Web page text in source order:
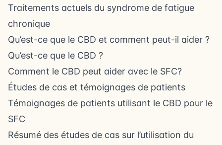
Traitements actuels du syndrome de fatigue
chronique
Qu’est-ce que le CBD et comment peut-il aider ?
Qu’est-ce que le CBD ?
Comment le CBD peut aider avec le SFC?
Études de cas et témoignages de patients
Témoignages de patients utilisant le CBD pour le
SFC
Résumé des études de cas sur l’utilisation du